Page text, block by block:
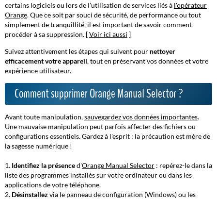
certains logiciels ou lors de l'utilisation de services liés à l'opérateur
Orange. Que ce soit par souci de sécurité, de performance ou tout
simplement de tranquillité, il est important de savoir comment
procéder à sa suppression. [Voir ici aussi ]
Suivez attentivement les étapes qui suivent pour nettoyer
efficacement votre appareil, tout en préservant vos données et votre
expérience utilisateur.
Comment supprimer Orange Manual Selector ?
Avant toute manipulation,sauvegardez vos données importantes.
Une mauvaise manipulation peut parfois affecter des fichiers ou
configurations essentiels.Gardez à l'esprit : la précaution est mère de
la sagesse numérique !
Identifiez la présenced'Orange Manual Selector : repérez-le dans la
liste des programmes installés sur votre ordinateur ou dans les
applications de votre téléphone.
Désinstallezvia le panneau de configuration (Windows) ou les